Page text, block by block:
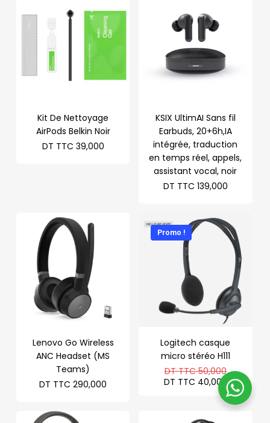
Kit De Nettoyage
AirPods Belkin Noir
DT TTC 39,000
KSIX UltimAI Sans fil
Earbuds, 20+6h,IA
intégrée, traduction
en temps réel, appels,
assistant vocal, noir
DT TTC 139,000
Lenovo Go Wireless
ANC Headset (MS
Teams)
DT TTC 290,000
Promo !
Logitech casque
micro stéréo H111
DT TTC50,000Le
prix
initial
était :
DT
DT TTC 40,000Le
prix
actuel
est :